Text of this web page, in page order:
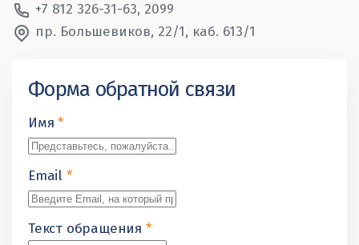
+7 812 326-31-63, 2099
пр. Большевиков, 22/1, каб. 613/1
Форма обратной связи
Имя *
Email *
Текст обращения *